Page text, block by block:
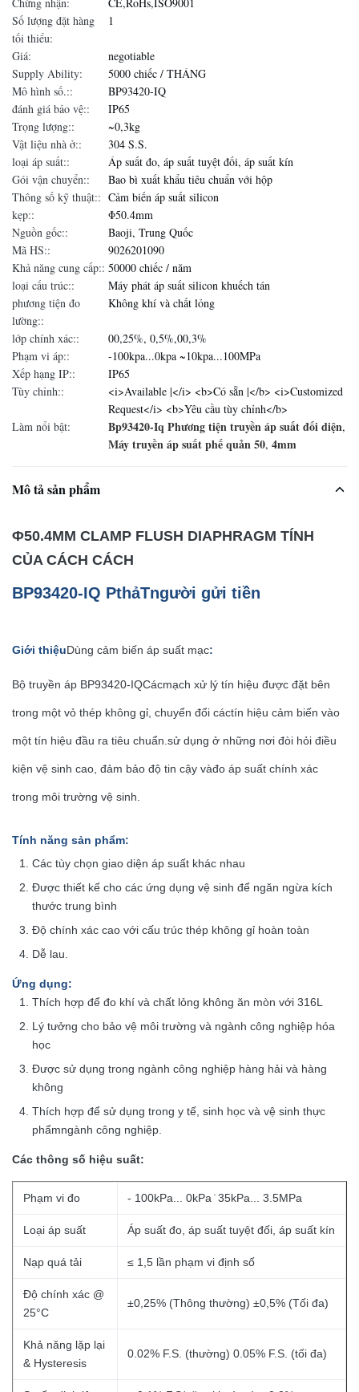
Số lượng đặt hàng
tối thiểu:
1
Giá:
negotiable
Supply Ability:
5000 chiếc / THÁNG
Mô hình số.::
BP93420-IQ
đánh giá bảo vệ::
IP65
Trọng lượng::
~0,3kg
Vật liệu nhà ở::
304 S.S.
loại áp suất::
Áp suất đo, áp suất tuyệt đối, áp suất kín
Gói vận chuyển::
Bao bì xuất khẩu tiêu chuẩn với hộp
Thông số kỹ thuật:: Cảm biến áp suất silicon
kẹp::
Φ50.4mm
Nguồn gốc::
Baoji, Trung Quốc
Mã HS::
9026201090
Khả năng cung cấp:: 50000 chiếc / năm
loại cấu trúc::
Máy phát áp suất silicon khuếch tán
phương tiện đo
lường::
Không khí và chất lỏng
lớp chính xác::
00,25%, 0,5%,00,3%
Phạm vi áp::
-100kpa...0kpa ~10kpa...100MPa
Xếp hạng IP::
IP65
Tùy chỉnh::
<i>Available |</i> <b>Có sẵn |</b> <i>Customized
Request</i> <b>Yêu cầu tùy chỉnh</b>
Làm nổi bật:
Bp93420-Iq Phương tiện truyền áp suất đối diện,
Máy truyền áp suất phế quản 50, 4mm
Mô tả sản phẩm
Φ50.4MM CLAMP FLUSH DIAPHRAGM TÍNH
CỦA CÁCH CÁCH
BP93420-IQ PthảTngười gửi tiền
Giới thiệuDùng cảm biến áp suất mạc:
Bộ truyền áp BP93420-IQCácmạch xử lý tín hiệu được đặt bên
trong một vỏ thép không gỉ, chuyển đổi cáctín hiệu cảm biến vào
một tín hiệu đầu ra tiêu chuẩn. sử dụng ở những nơi đòi hỏi điều
kiện vệ sinh cao, đảm bảo độ tin cậy vàđo áp suất chính xác
trong môi trường vệ sinh.
Tính năng sản phẩm:
Các tùy chọn giao diện áp suất khác nhau
Được thiết kế cho các ứng dụng vệ sinh để ngăn ngừa kích
thước trung bình
Độ chính xác cao với cấu trúc thép không gỉ hoàn toàn
Dễ lau.
Ứng dụng:
Thích hợp để đo khí và chất lỏng không ăn mòn với 316L
Lý tưởng cho bảo vệ môi trường và ngành công nghiệp hóa
học
Được sử dụng trong ngành công nghiệp hàng hải và hàng
không
Thích hợp để sử dụng trong y tế, sinh học và vệ sinh thực
phẩmngành công nghiệp
Các thông số hiệu suất:
Phạm vi đo - 100kPa... 0kPa ̇ 35kPa... 3.5MPa
Loại áp suất Áp suất đo, áp suất tuyệt đối, áp suất kín
Nạp quá tải ≤ 1,5 lần phạm vi định số
Độ chính xác @
25°C
±0,25% (Thông thường) ±0,5% (Tối đa)
Khả năng lặp lại
& Hysteresis
0.02% F.S. (thường) 0.05% F.S. (tối đa)